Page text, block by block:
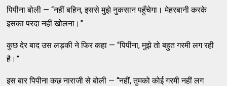
पिपीना बोली — “नहीं बहिन, इससे मुझे नुकसान पहुँचेगा। मेहरबानी करके
इसका परदा नहीं खोलना।”
कुछ देर बाद उस लड़की ने फिर कहा — “पिपीना, मुझे तो बहुत गरमी लग रही
है।”
इस बार पिपीना कछ नाराजी से बोली — “नहीं, तुमको कोई गरमी नहीं लग